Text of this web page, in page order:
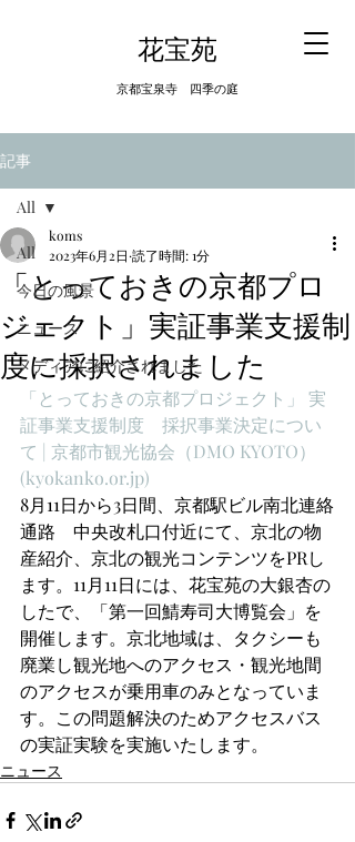
​花宝苑
京都宝泉寺 四季の庭
記事
All
今日の風景
ニュース
メディアに紹介されました
All
「とっておきの京都プロ
ジェクト」実証事業支援制
度に採択されました
koms
2023年6月2日 読了時間: 1分
「とっておきの京都プロジェクト」 実
証事業支援制度　採択事業決定につい
て | 京都市観光協会（DMO KYOTO）
(kyokanko.or.jp)
8月11日から3日間、京都駅ビル南北連絡
通路　中央改札口付近にて、京北の物
産紹介、京北の観光コンテンツをPRし
ます。11月11日には、花宝苑の大銀杏の
したで、「第一回鯖寿司大博覧会」を
開催します。京北地域は、タクシーも
廃業し観光地へのアクセス・観光地間
のアクセスが乗用車のみとなっていま
す。この問題解決のためアクセスバス
の実証実験を実施いたします。
ニュース